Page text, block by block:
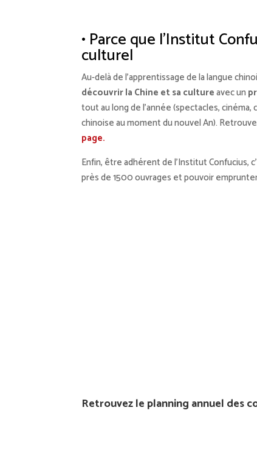
• Parce que l’Institut
culturel
Au-delà de l’apprentissage de la langue
découvrir la Chine et sa cultureavec un
tout au long de l’année (spectacles,
chinoise au moment du nouvel An).
page.
Enfin, être adhérent de l’Institut Confucius,
près de 1500 ouvrages et pouvoir
Retrouvez le planning annuel des